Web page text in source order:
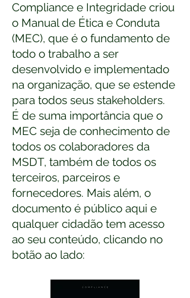
Compliance e Integridade criou
o Manual de Ética e Conduta
(MEC), que é o fundamento de
todo o trabalho a ser
desenvolvido e implementado
na organização, que se estende
para todos seus stakeholders.
É de suma importância que o
MEC seja de conhecimento de
todos os colaboradores da
MSDT, também de todos os
terceiros, parceiros e
fornecedores. Mais além, o
documento é público aqui e
qualquer cidadão tem acesso
ao seu conteúdo, clicando no
botão ao lado: